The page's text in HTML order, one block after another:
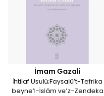
İmam Gazali
İhtilaf Usulü;Faysalü’t-Tefrika
beyne’l-İslâm ve’z-Zendeka